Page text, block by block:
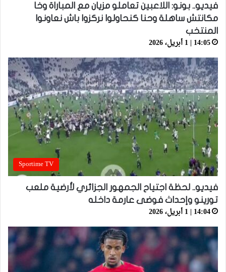
فيديو.. بونو: اللاعبين تعاملو مزيان مع المباراة وخا
مكانتش ساهلة وحنا كنحاولوا نركزوا باش نعاونوا
المنتخب
14:05 | 1 أبريل، 2026
Sportime TV
فيديو.. لحظة اجتياح الجمهور الجزائري لأرضية ملعب
تورينو وإحداث فوضى عارمة داخله
14:04 | 1 أبريل، 2026